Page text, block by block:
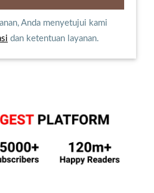
Anda menyetujui kami
dan ketentuan layanan.